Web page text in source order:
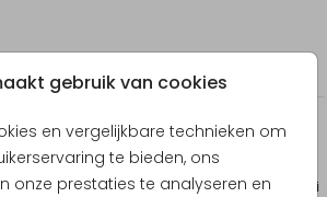
gebruik van cookies
en vergelijkbare technieken om
te bieden, ons
onze prestaties te analyseren en
mogelijk
met jungledieren en takjes op
stijl